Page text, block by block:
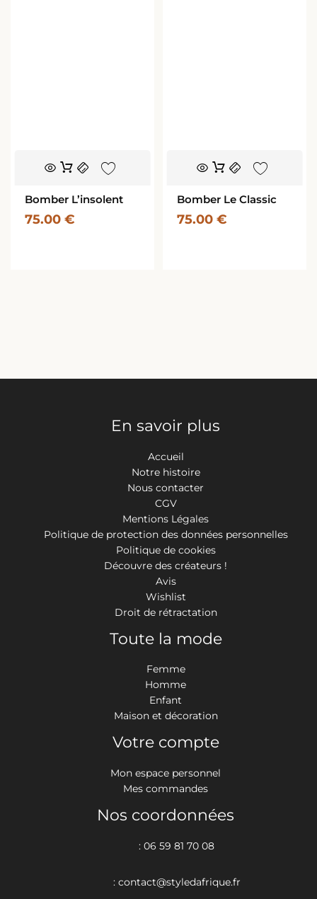
Bomber L’insolent
75.00 €
Bomber Le Classic
75.00 €
En savoir plus
Accueil
Notre histoire
Nous contacter
CGV
Mentions Légales
Politique de protection des données personnelles
Politique de cookies
Découvre des créateurs !
Avis
Wishlist
Droit de rétractation
Toute la mode
Femme
Homme
Enfant
Maison et décoration
Votre compte
Mon espace personnel
Mes commandes
Nos coordonnées
: 06 59 81 70 08
: contact@styledafrique.fr